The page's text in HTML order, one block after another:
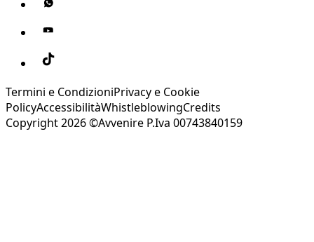
Termini e CondizioniPrivacy e Cookie
PolicyAccessibilitàWhistleblowingCredits
Copyright 2026 ©Avvenire P.Iva 00743840159